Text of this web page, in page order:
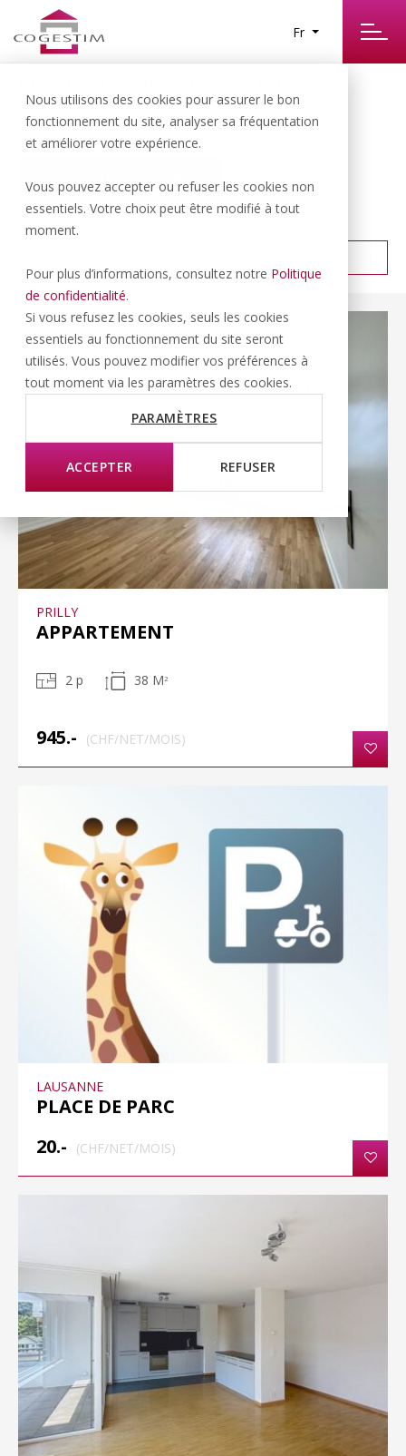
Nous utilisons des cookies pour assurer le bon
fonctionnement du site, analyser sa fréquentation
et améliorer votre expérience.
Vous pouvez accepter ou refuser les cookies non
essentiels. Votre choix peut être modifié à tout
moment.
Pour plus d’informations, consultez notre Politique
de confidentialité.
Si vous refusez les cookies, seuls les cookies
essentiels au fonctionnement du site seront
utilisés. Vous pouvez modifier vos préférences à
tout moment via les paramètres des cookies.
PARAMÈTRES
ACCEPTER REFUSER
Fr
ALENTOURS
68RÉSULTATS TROUVÉS
TRIER PAR : PRIX CROISSANT
PRILLY
APPARTEMENT
2 p 38 M 2
945.- (CHF/NET/MOIS)
LAUSANNE
PLACE DE PARC
20.-
(CHF/NET/MOIS)